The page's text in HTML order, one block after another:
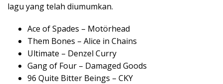
lagu yang telah diumumkan.
Ace of Spades – Motörhead
Them Bones – Alice in Chains
Ultimate – Denzel Curry
Gang of Four – Damaged Goods
96 Quite Bitter Beings – CKY